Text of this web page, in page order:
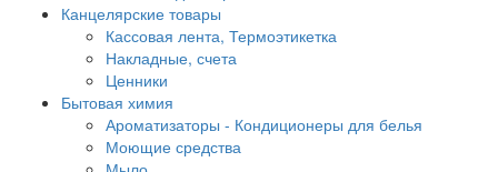
Канцелярские товары
Кассовая лента, Термоэтикетка
Накладные, счета
Ценники
Бытовая химия
Ароматизаторы - Кондиционеры для белья
Моющие средства